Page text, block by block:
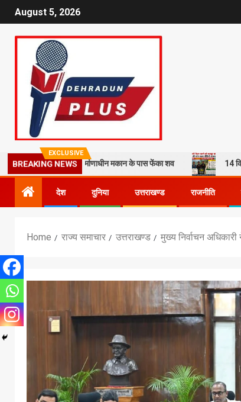
August 5, 2026
EXCLUSIVE
BREAKING NEWS
कर निर्माणाधीन मकान के पास फेंका शव 14 किमी पैदल चलने
देश दुनिया उत्तराखण्ड राजनीति
Home राज्य समाचार उत्तराखण्ड मुख्य निर्वाचन